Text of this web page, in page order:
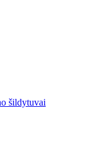
šildytuvai